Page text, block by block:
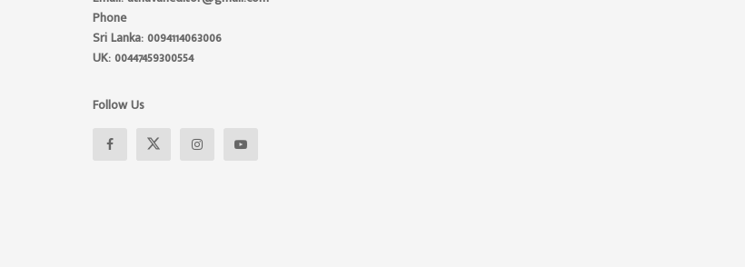
Phone
Sri Lanka: 0094114063006
UK: 00447459300554
Follow Us